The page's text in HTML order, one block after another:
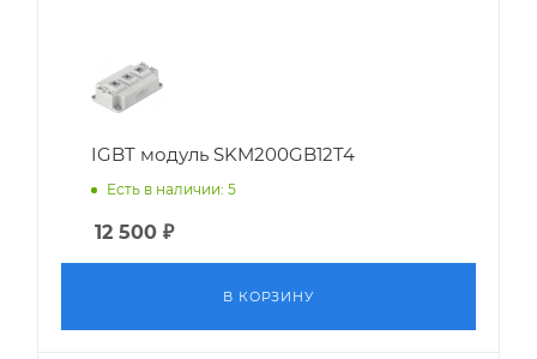
IGBT модуль SKM200GB12T4
Есть в наличии: 5
12 500 ₽
В КОРЗИНУ